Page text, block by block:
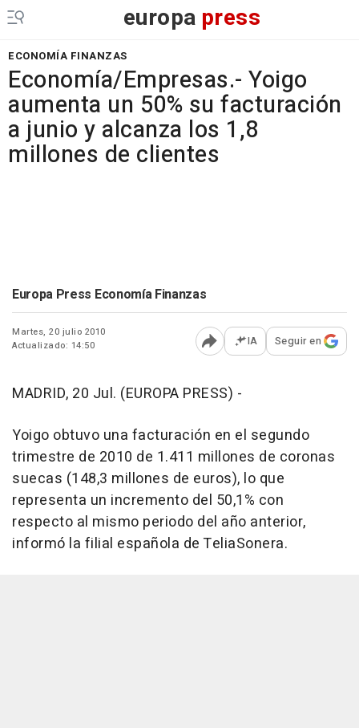
europa press
ECONOMÍA FINANZAS
Economía/Empresas.- Yoigo
aumenta un 50% su facturación
a junio y alcanza los 1,8
millones de clientes
Europa Press Economía Finanzas
Martes, 20 julio 2010
Actualizado: 14:50
Abrir opciones para
IA Seguir en
MADRID, 20 Jul. (EUROPA PRESS) -
Yoigo obtuvo una facturación en el segundo
trimestre de 2010 de 1.411 millones de coronas
suecas (148,3 millones de euros), lo que
representa un incremento del 50,1% con
respecto al mismo periodo del año anterior,
informó la filial española de TeliaSonera.